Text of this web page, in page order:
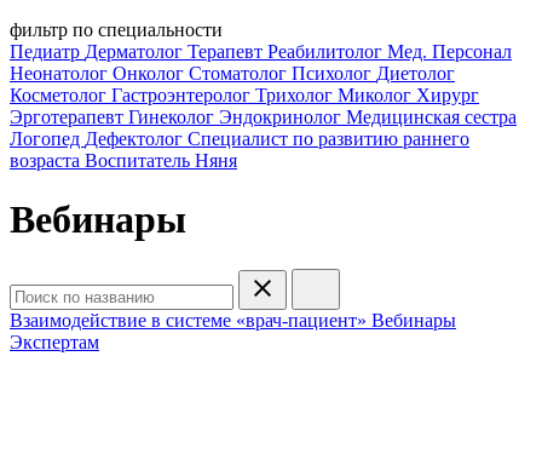
фильтр по специальности
Педиатр Дерматолог Терапевт Реабилитолог Мед. Персонал
Неонатолог Онколог Стоматолог Психолог Диетолог
Косметолог Гастроэнтеролог Трихолог Миколог Хирург
Эрготерапевт Гинеколог Эндокринолог Медицинская сестра
Логопед Дефектолог Специалист по развитию раннего
возраста Воспитатель Няня
Вебинары
Взаимодействие в системе «врач-пациент» Вебинары
Экспертам